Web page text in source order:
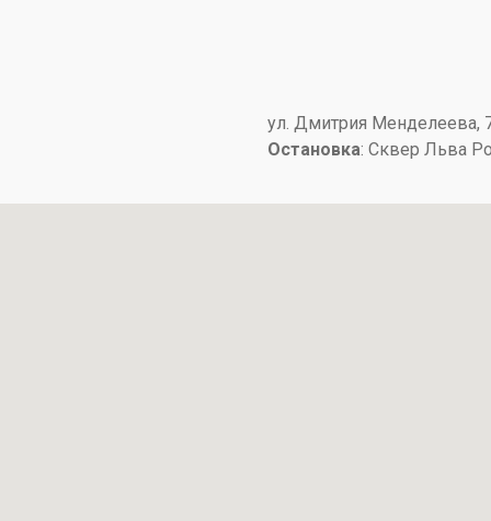
​ул. Дмитрия Менделеева,
Остановка: ​Сквер Льва